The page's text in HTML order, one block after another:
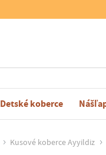
Detské koberce
Kusové koberce Ayyildiz